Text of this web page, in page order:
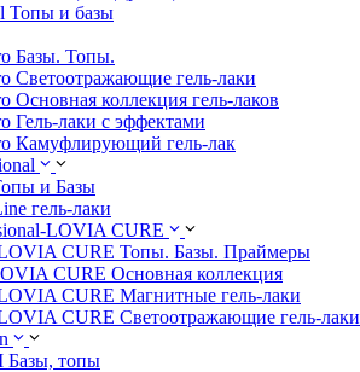
Топы и базы
Базы. Топы.
Светоотражающие гель-лаки
Основная коллекция гель-лаков
Гель-лаки с эффектами
Камуфлирующий гель-лак
и Базы
гель-лаки
LOVIA CURE
CURE Топы. Базы. Праймеры
CURE Основная коллекция
CURE Магнитные гель-лаки
CURE Cветоотражающие гель-лаки
Базы, топы